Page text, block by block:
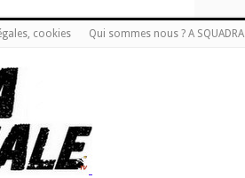
cookies Qui sommes nous ? A SQUADRA